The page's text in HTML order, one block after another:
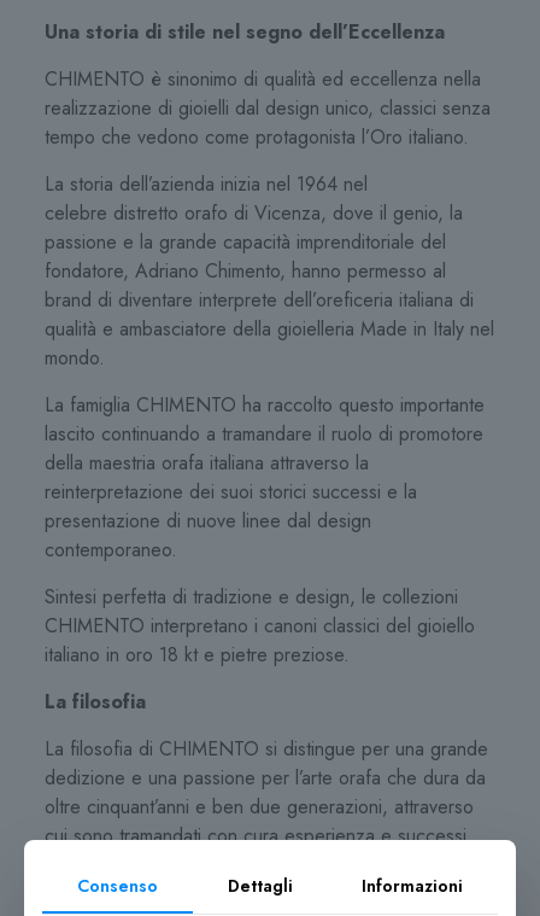
Una storia di stile nel segno dell’Eccellenza
CHIMENTO è sinonimo di qualità ed eccellenza nella
realizzazione di gioielli dal design unico, classici senza
tempo che vedono come protagonista l’Oro italiano.
La storia dell’azienda inizia nel 1964 nel
celebre distretto orafo di Vicenza, dove il genio, la
passione e la grande capacità imprenditoriale del
fondatore, Adriano Chimento, hanno permesso al
brand di diventare interprete dell’oreficeria italiana di
qualità e ambasciatore della gioielleria Made in Italy nel
mondo.
La famiglia CHIMENTO ha raccolto questo importante
lascito continuando a tramandare il ruolo di promotore
della maestria orafa italiana attraverso la
reinterpretazione dei suoi storici successi e la
presentazione di nuove linee dal design
contemporaneo.
Sintesi perfetta di tradizione e design, le collezioni
CHIMENTO interpretano i canoni classici del gioiello
italiano in oro 18 kt e pietre preziose.
La filosofia
La filosofia di CHIMENTO si distingue per una grande
dedizione e una passione per l’arte orafa che dura da
oltre cinquant’anni e ben due generazioni, attraverso
cui sono tramandati con cura esperienza e successi
italiano.
Consenso Dettagli Informazioni